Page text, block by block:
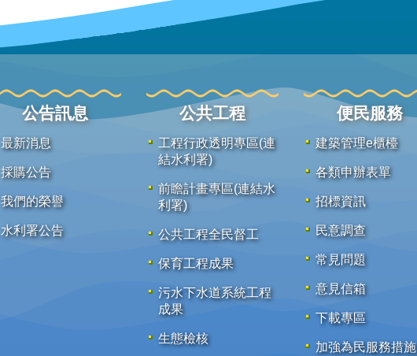
公告訊息
最新消息
採購公告
我們的榮譽
水利署公告
公共工程
工程行政透明專區(連
結水利署)
前瞻計畫專區(連結水
利署)
公共工程全民督工
保育工程成果
污水下水道系統工程
成果
生態檢核
便民服務
建築管理e櫃檯
各類申辦表單
招標資訊
民意調查
常見問題
意見信箱
下載專區
加強為民服務措施